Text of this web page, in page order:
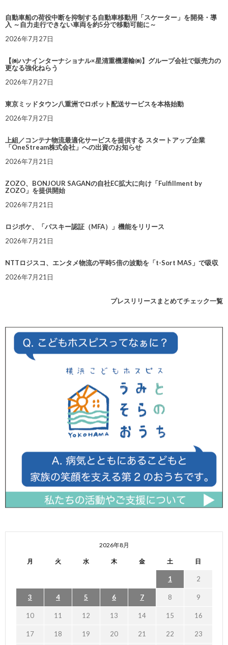
自動車船の荷役中断を抑制する自動車移動用「スケーター」を開発・導
入 ～自力走行できない車両を約5分で移動可能に～
2026年7月27日
【㈱ハナインターナショナル×星清重機運輸㈱】グループ会社で販売力の
更なる強化ねらう
2026年7月27日
東京ミッドタウン八重洲でロボット配送サービスを本格始動
2026年7月27日
上組／コンテナ物流最適化サービスを提供する スタートアップ企業
「OneStream株式会社」への出資のお知らせ
2026年7月21日
ZOZO、BONJOUR SAGANの自社EC拡大に向け「Fulfillment by
ZOZO」を提供開始
2026年7月21日
ロジポケ、「パスキー認証（MFA）」機能をリリース
2026年7月21日
NTTロジスコ、エンタメ物流の平時5倍の波動を「t-Sort MAS」で吸収
2026年7月21日
プレスリリースまとめてチェック一覧
2026年8月
月 火 水 木 金 土 日
1 2
3 4 5 6 7 8 9
10 11 12 13 14 15 16
17 18 19 20 21 22 23